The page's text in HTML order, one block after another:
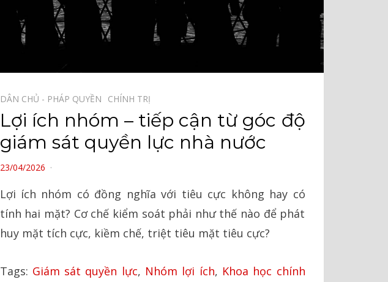
DÂN CHỦ - PHÁP QUYỀN⠀ CHÍNH TRỊ⠀
Lợi ích nhóm – tiếp cận từ góc độ
giám sát quyền lực nhà nước
POSTED
23/04/2026
Lợi ích nhóm có đồng nghĩa với tiêu cực không hay có
tính hai mặt? Cơ chế kiểm soát phải như thế nào để phát
huy mặt tích cực, kiềm chế, triệt tiêu mặt tiêu cực?
Tags: Giám sát quyền lực, Nhóm lợi ích, Khoa học chính